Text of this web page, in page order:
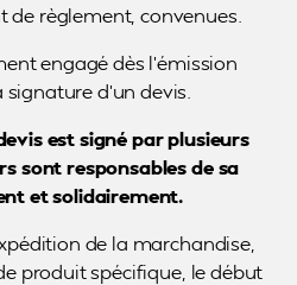
règlement, convenues.
engagé dès l’émission
d’un devis.
est signé par plusieurs
sont responsables de sa
et solidairement.
de la marchandise,
produit spécifique, le début